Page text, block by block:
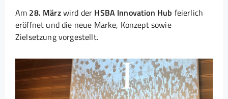
Am 28. Märzwird der HSBA Innovation Hub feierlich
eröffnet und die neue Marke, Konzept sowie
Zielsetzung vorgestellt.